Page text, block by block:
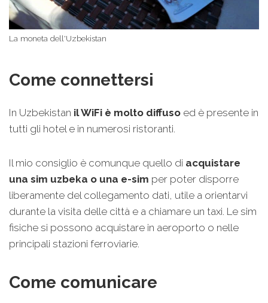
La moneta dell'Uzbekistan
Come connettersi
In Uzbekistan il WiFi è molto diffuso ed è presente in
tutti gli hotel e in numerosi ristoranti.
Il mio consiglio è comunque quello di acquistare
una sim uzbeka o una e-sim per poter disporre
liberamente del collegamento dati, utile a orientarvi
durante la visita delle città e a chiamare un taxi. Le sim
fisiche si possono acquistare in aeroporto o nelle
principali stazioni ferroviarie.
Come comunicare